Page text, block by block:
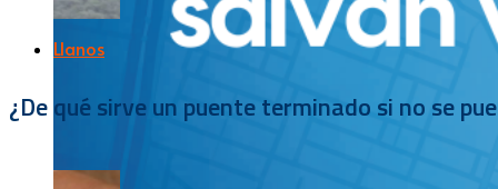
Llanos
¿De qué sirve un puente terminado si no se